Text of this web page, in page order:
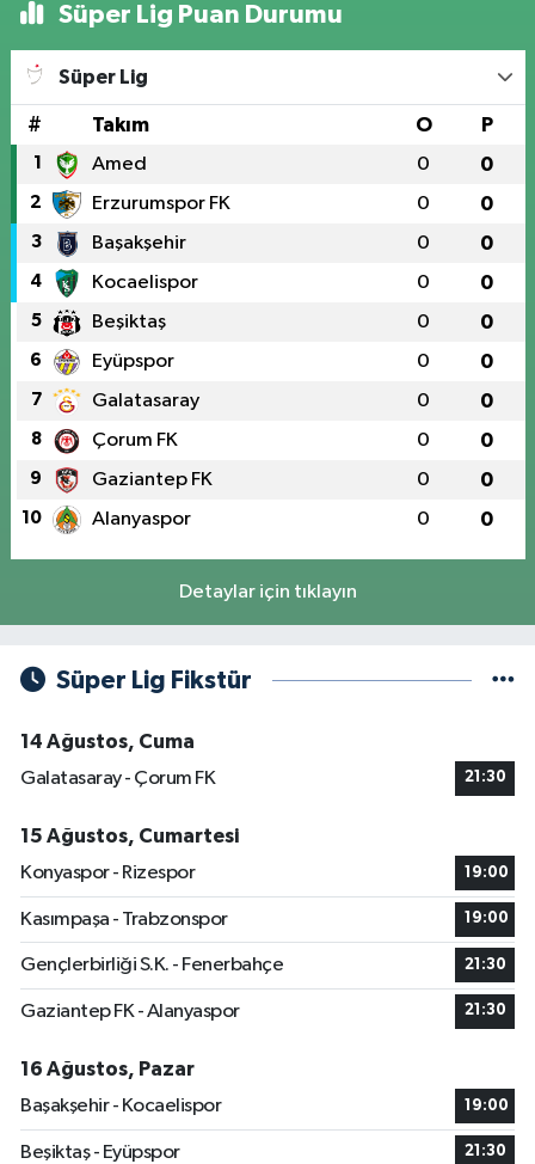
Süper Lig Puan Durumu
Süper Lig
# Takım O P
1 Amed 0 0
2 Erzurumspor FK 0 0
3 Başakşehir 0 0
4 Kocaelispor 0 0
5 Beşiktaş 0 0
6 Eyüpspor 0 0
7 Galatasaray 0 0
8 Çorum FK 0 0
9 Gaziantep FK 0 0
10 Alanyaspor 0 0
Detaylar için tıklayın
Süper Lig Fikstür
14 Ağustos, Cuma
Galatasaray - Çorum FK
21:30
15 Ağustos, Cumartesi
Konyaspor - Rizespor
19:00
Kasımpaşa - Trabzonspor 19:00
Gençlerbirliği S.K. - Fenerbahçe 21:30
Gaziantep FK - Alanyaspor 21:30
16 Ağustos, Pazar
Başakşehir - Kocaelispor
19:00
Beşiktaş - Eyüpspor 21:30